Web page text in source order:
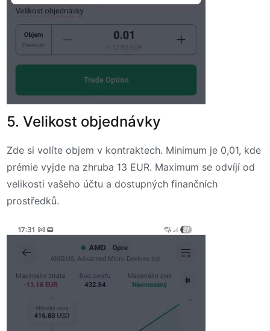
5. Velikost objednávky
Zde si volíte objem v kontraktech. Minimum je 0,01, kde
prémie vyjde na zhruba 13 EUR. Maximum se odvíjí od
velikosti vašeho účtu a dostupných finančních
prostředků.